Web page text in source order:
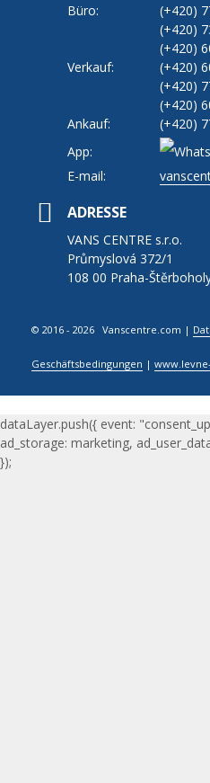
Büro: (+420)
(+420)
(+420)
Verkauf:
(+420)
(+420)
(+420)
Ankauf:
(+420)
App:
E-mail:
ADRESSE
VANS CENTRE s.r.o.
Průmyslová 372/1
108 00 Praha-
© 2016 - 2026 Vanscentre.com |
Geschäftsbedingungen |
dataLayer.push({ event:
ad_storage: marketing,
});